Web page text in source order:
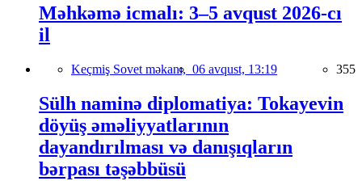
Məhkəmə icmalı: 3–5 avqust 2026-cı
il
Keçmiş Sovet məkanı, 06 avqust, 13:19 355
Sülh naminə diplomatiya: Tokayevin
döyüş əməliyyatlarının
dayandırılması və danışıqların
bərpası təşəbbüsü